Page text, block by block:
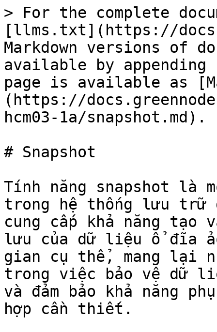
> For the complete
[llms.txt](https://
Markdown versions of
available by
page is available as
(https://
hcm03-1a/snapshot.md).
# Snapshot
Tính năng snapshot là
trong hệ thống lưu trữ
cung cấp khả năng tạo
lưu của dữ liệu ổ đĩa
gian cụ thể, mang lại
trong việc bảo vệ dữ
và đảm bảo khả năng
hợp cần thiết.